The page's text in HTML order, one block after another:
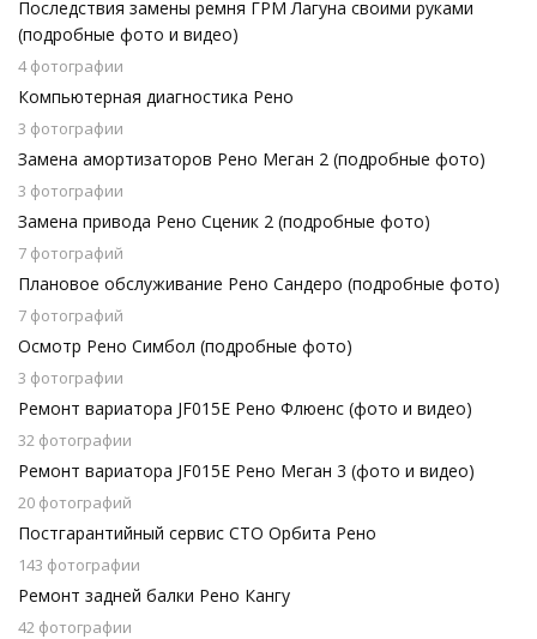
Последствия замены ремня ГРМ Лагуна своими руками
(подробные фото и видео)
4 фотографии
Компьютерная диагностика Рено
3 фотографии
Замена амортизаторов Рено Меган 2 (подробные фото)
3 фотографии
Замена привода Рено Сценик 2 (подробные фото)
7 фотографий
Плановое обслуживание Рено Сандеро (подробные фото)
7 фотографий
Осмотр Рено Симбол (подробные фото)
3 фотографии
Ремонт вариатора JF015E Рено Флюенс (фото и видео)
32 фотографии
Ремонт вариатора JF015E Рено Меган 3 (фото и видео)
20 фотографий
Постгарантийный сервис СТО Орбита Рено
143 фотографии
Ремонт задней балки Рено Кангу
42 фотографии